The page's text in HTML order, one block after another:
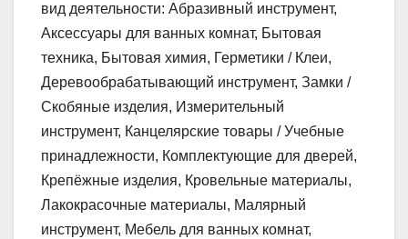
вид деятельности: Абразивный инструмент,
Аксессуары для ванных комнат, Бытовая
техника, Бытовая химия, Герметики / Клеи,
Деревообрабатывающий инструмент, Замки /
Скобяные изделия, Измерительный
инструмент, Канцелярские товары / Учебные
принадлежности, Комплектующие для дверей,
Крепёжные изделия, Кровельные материалы,
Лакокрасочные материалы, Малярный
инструмент, Мебель для ванных комнат,